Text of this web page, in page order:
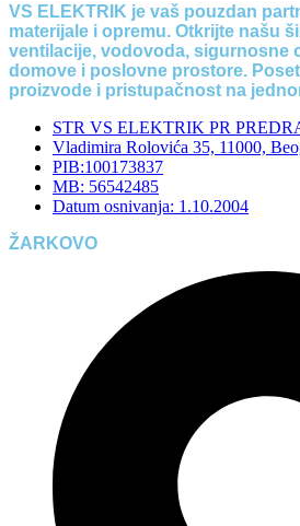
VS ELEKTRIK je vaš pouzdan
materijale i opremu. Otkrijte našu
ventilacije, vodovoda, sigurnosne
domove i poslovne prostore.
proizvode i pristupačnost na
STR VS ELEKTRIK PR
Vladimira Rolovića 35, 11000,
PIB:100173837
MB: 56542485
Datum osnivanja: 1.10.2004
ŽARKOVO